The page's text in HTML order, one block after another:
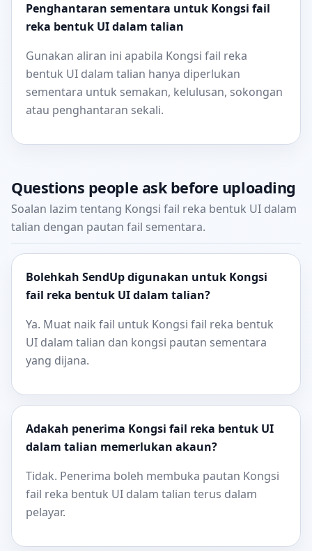
Penghantaran sementara untuk Kongsi fail
reka bentuk UI dalam talian
Gunakan aliran ini apabila Kongsi fail reka
bentuk UI dalam talian hanya diperlukan
sementara untuk semakan, kelulusan, sokongan
atau penghantaran sekali.
Questions people ask before uploading
Soalan lazim tentang Kongsi fail reka bentuk UI dalam
talian dengan pautan fail sementara.
Bolehkah SendUp digunakan untuk Kongsi
fail reka bentuk UI dalam talian?
Ya. Muat naik fail untuk Kongsi fail reka bentuk
UI dalam talian dan kongsi pautan sementara
yang dijana.
Adakah penerima Kongsi fail reka bentuk UI
dalam talian memerlukan akaun?
Tidak. Penerima boleh membuka pautan Kongsi
fail reka bentuk UI dalam talian terus dalam
pelayar.